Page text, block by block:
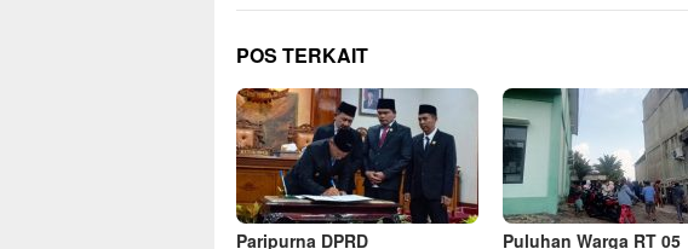
POS TERKAIT
Paripurna DPRD
Puluhan Warga RT 05